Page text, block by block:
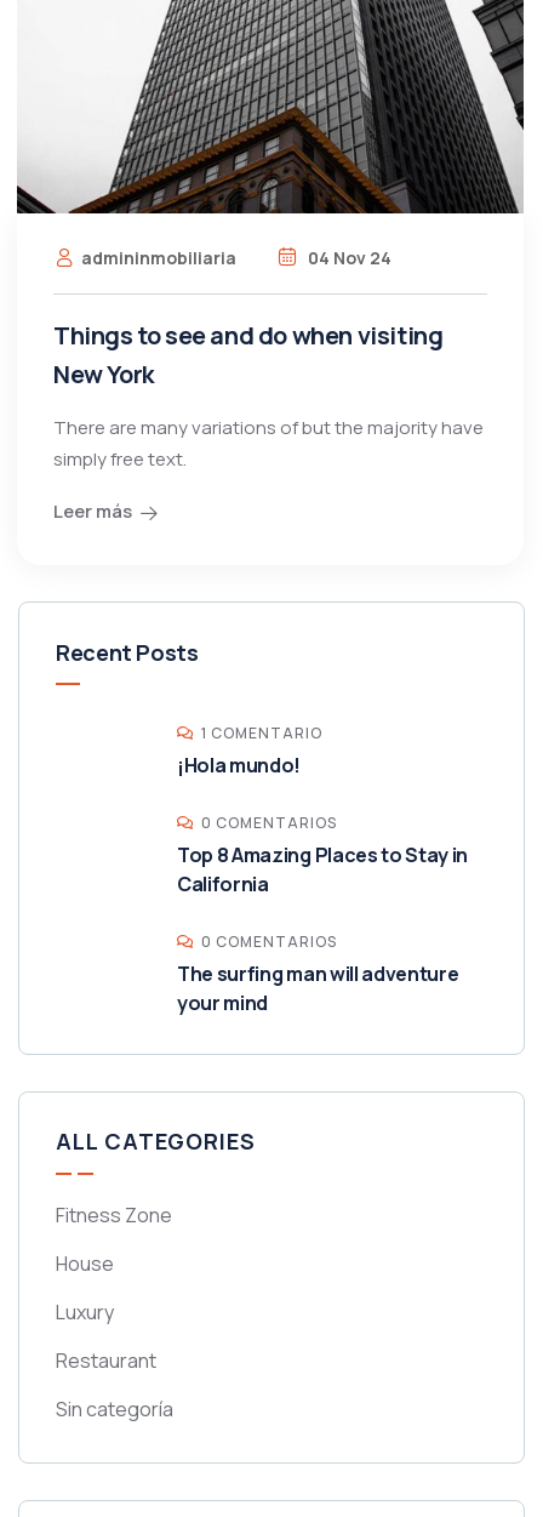
admininmobiliaria 04 Nov 24
Things to see and do when visiting
New York
There are many variations of but the majority have
simply free text.
Leer más
Recent Posts
1 COMENTARIO
¡Hola mundo!
0 COMENTARIOS
Top 8 Amazing Places to Stay in
California
0 COMENTARIOS
The surfing man will adventure
your mind
ALL CATEGORIES
Fitness Zone
House
Luxury
Restaurant
Sin categoría